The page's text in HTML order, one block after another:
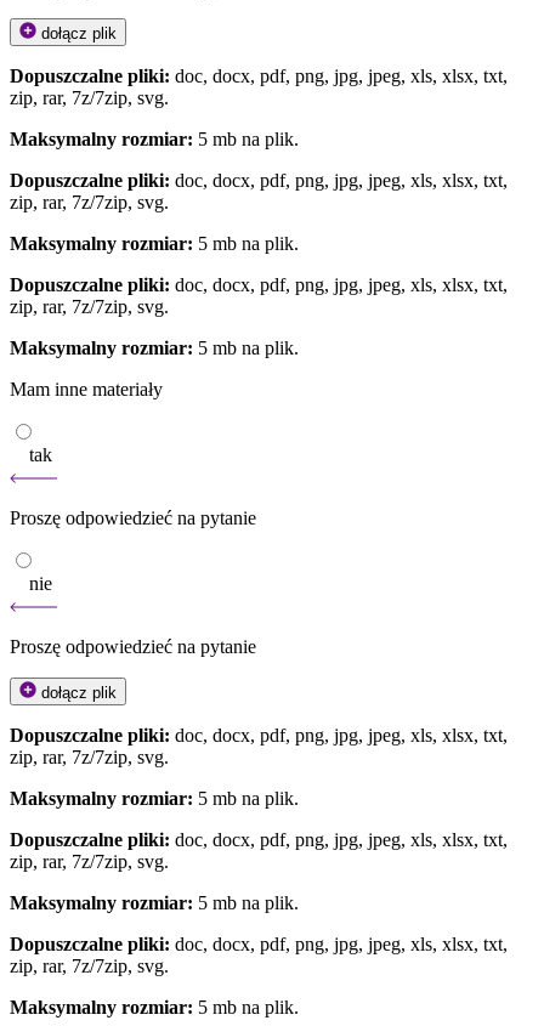
dołącz plik
Dopuszczalne pliki: doc, docx, pdf, png, jpg, jpeg, xls, xlsx, txt,
zip, rar, 7z/7zip, svg.
Maksymalny rozmiar: 5 mb na plik.
Dopuszczalne pliki: doc, docx, pdf, png, jpg, jpeg, xls, xlsx, txt,
zip, rar, 7z/7zip, svg.
Maksymalny rozmiar: 5 mb na plik.
Dopuszczalne pliki: doc, docx, pdf, png, jpg, jpeg, xls, xlsx, txt,
zip, rar, 7z/7zip, svg.
Maksymalny rozmiar: 5 mb na plik.
Mam inne materiały
tak
Proszę odpowiedzieć na pytanie
nie
Proszę odpowiedzieć na pytanie
dołącz plik
Dopuszczalne pliki: doc, docx, pdf, png, jpg, jpeg, xls, xlsx, txt,
zip, rar, 7z/7zip, svg.
Maksymalny rozmiar: 5 mb na plik.
Dopuszczalne pliki: doc, docx, pdf, png, jpg, jpeg, xls, xlsx, txt,
zip, rar, 7z/7zip, svg.
Maksymalny rozmiar: 5 mb na plik.
Dopuszczalne pliki: doc, docx, pdf, png, jpg, jpeg, xls, xlsx, txt,
zip, rar, 7z/7zip, svg.
Maksymalny rozmiar: 5 mb na plik.